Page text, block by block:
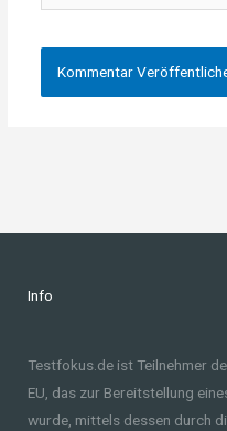
Info
Testfokus.de ist Teilnehmer
EU, das zur Bereitstellung
wurde, mittels dessen durch